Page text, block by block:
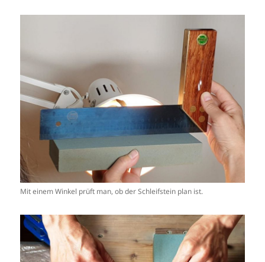
Mit einem Winkel prüft man, ob der Schleifstein plan ist.